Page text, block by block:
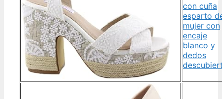
con cuña
esparto
mujer con
encaje
blanco y
dedos